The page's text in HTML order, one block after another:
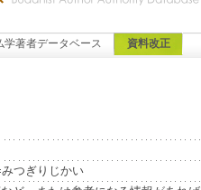
学著者データベース 資料改正
つぎりじかい